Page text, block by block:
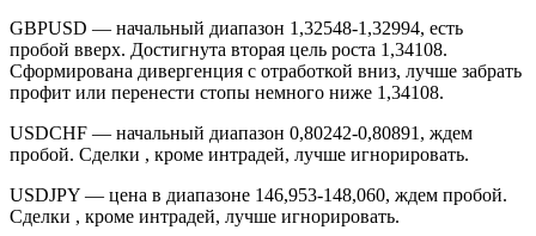
GBPUSD — начальный диапазон 1,32548-1,32994, есть
пробой вверх. Достигнута вторая цель роста 1,34108.
Сформирована дивергенция с отработкой вниз, лучше забрать
профит или перенести стопы немного ниже 1,34108.
USDCHF — начальный диапазон 0,80242-0,80891, ждем
пробой. Сделки , кроме интрадей, лучше игнорировать.
USDJPY — цена в диапазоне 146,953-148,060, ждем пробой.
Сделки , кроме интрадей, лучше игнорировать.